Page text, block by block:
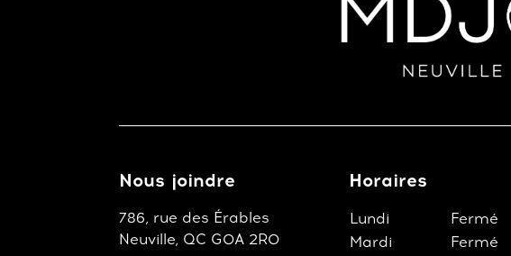
Nous joindre
786, rue des Érables
Neuville, QC G0A 2R0
Horaires
Lundi
Fermé
Mardi
Fermé